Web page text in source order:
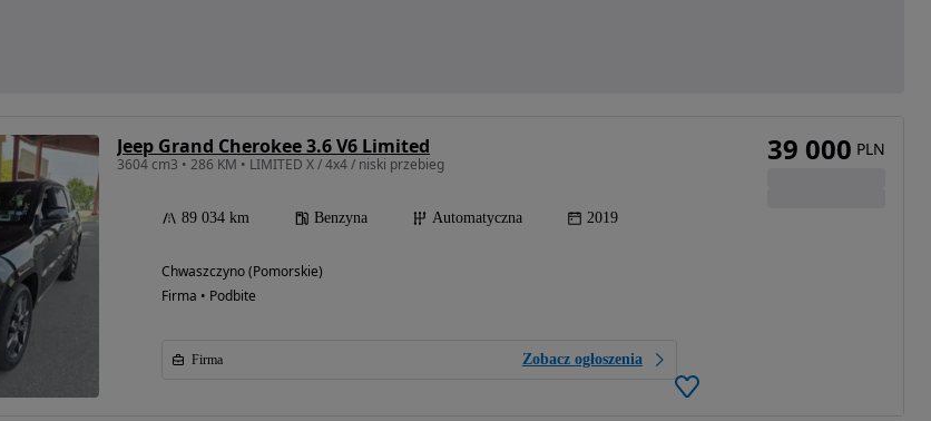
Jeep Grand Cherokee 3.6 V6 Limited
3604 cm3 • 286 KM • LIMITED X / 4x4 / niski przebieg
89 034 km Benzyna Automatyczna 2019
Chwaszczyno (Pomorskie)
Firma • Podbite
Firma Zobacz ogłoszenia
39 000 PLN